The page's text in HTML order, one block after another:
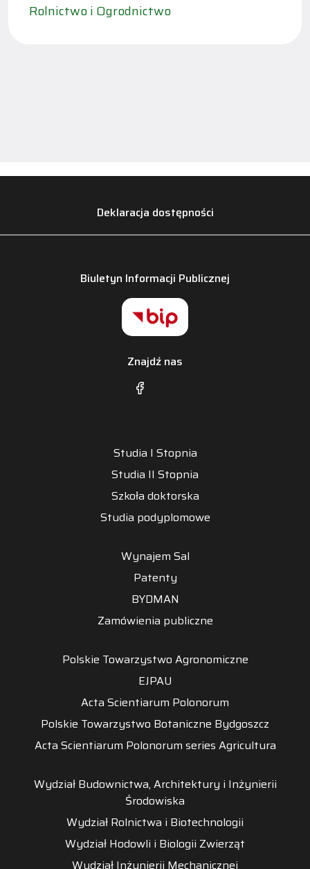
Rolnictwo i Ogrodnictwo
Deklaracja dostępności
Biuletyn Informacji Publicznej
Znajdź nas
Studia I Stopnia
Studia II Stopnia
Szkoła doktorska
Studia podyplomowe
Wynajem Sal
Patenty
BYDMAN
Zamówienia publiczne
Polskie Towarzystwo Agronomiczne
EJPAU
Acta Scientiarum Polonorum
Polskie Towarzystwo Botaniczne Bydgoszcz
Acta Scientiarum Polonorum series Agricultura
Wydział Budownictwa, Architektury i Inżynierii
Środowiska
Wydział Rolnictwa i Biotechnologii
Wydział Hodowli i Biologii Zwierząt
Wydział Inżynierii Mechanicznej